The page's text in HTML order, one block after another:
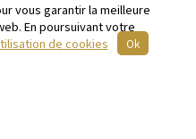
- Mentions légales -
vous garantir la meilleure
En poursuivant votre
de cookies Ok